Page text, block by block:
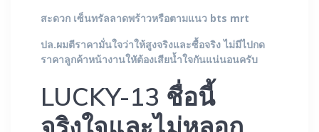
สะดวก เซ็นทรัลลาดพร้าวหรือตามแนว bts mrt
ปล.ผมตีราคามั่นใจว่าให้สูงจริงและซื้อจริง ไม่มีไปกด
ราคาลูกค้าหน้างานใหัต้องเสียน้ำใจกันแน่นอนครับ
LUCKY-13 ชื่อนี้